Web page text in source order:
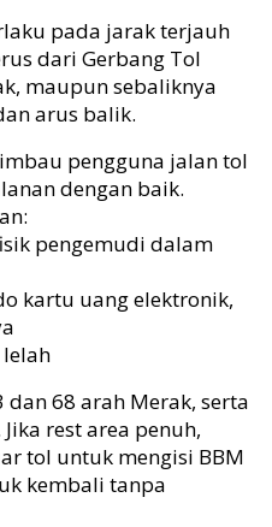
pada jarak terjauh
dari Gerbang Tol
maupun sebaliknya
arus balik.
pengguna jalan tol
dengan baik.
pengemudi dalam
kartu uang elektronik,
dan 68 arah Merak, serta
rest area penuh,
tol untuk mengisi BBM
kembali tanpa